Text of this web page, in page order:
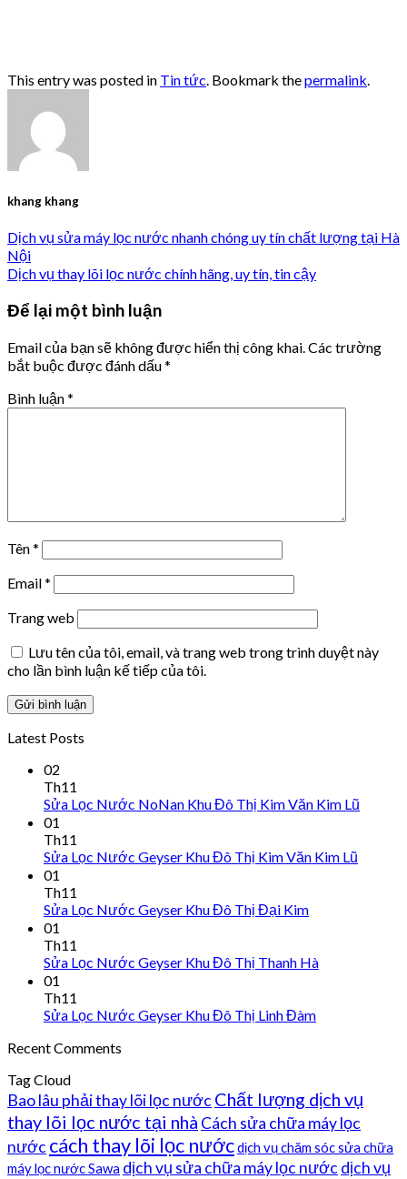
This entry was posted in Tin tức . Bookmark thepermalink
khang khang
Dịch vụ sửa máy lọc nước nhanh chóng uy tín chất lượng tại Hà
Nội
Dịch vụ thay lõi lọc nước chính hãng, uy tín, tin cậy
Để lại một bình luận
Email của bạn sẽ không được hiển thị công khai. Các trường
bắt buộc được đánh dấu*
Bình luận*
Tên*
Email*
Trang web
Lưu tên của tôi, email, và trang web trong trình duyệt này
cho lần bình luận kế tiếp của tôi.
Latest Posts
02
Th11
Sửa Lọc Nước NoNan Khu Đô Thị Kim Văn Kim Lũ
01
Th11
Sửa Lọc Nước Geyser Khu Đô Thị Kim Văn Kim Lũ
01
Th11
Sửa Lọc Nước Geyser Khu Đô Thị Đại Kim
01
Th11
Sửa Lọc Nước Geyser Khu Đô Thị Thanh Hà
01
Th11
Sửa Lọc Nước Geyser Khu Đô Thị Linh Đàm
Recent Comments
Tag Cloud
Bao lâu phải thay lõi lọc nước Chất lượng dịch vụ
thay lõi lọc nước tại nhà Cách sửa chữa máy lọc
nước cách thay lõi lọc nướcdịch vụ chăm sóc sửa chữa
máy lọc nước Sawa dịch vụ sửa chữa máy lọc nước dịch vụ